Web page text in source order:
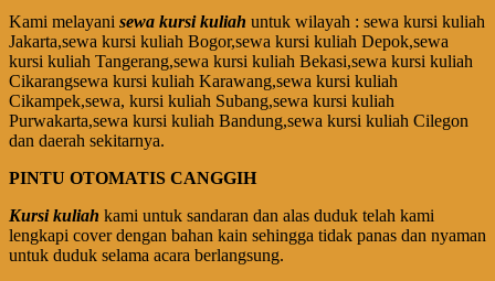
Kami melayani sewa kursi kuliah untuk wilayah : sewa kursi kuliah
Jakarta,sewa kursi kuliah Bogor,sewa kursi kuliah Depok,sewa
kursi kuliah Tangerang,sewa kursi kuliah Bekasi,sewa kursi kuliah
Cikarangsewa kursi kuliah Karawang,sewa kursi kuliah
Cikampek,sewa, kursi kuliah Subang,sewa kursi kuliah
Purwakarta,sewa kursi kuliah Bandung,sewa kursi kuliah Cilegon
dan daerah sekitarnya.
PINTU OTOMATIS CANGGIH
Kursi kuliah kami untuk sandaran dan alas duduk telah kami
lengkapi cover dengan bahan kain sehingga tidak panas dan nyaman
untuk duduk selama acara berlangsung.